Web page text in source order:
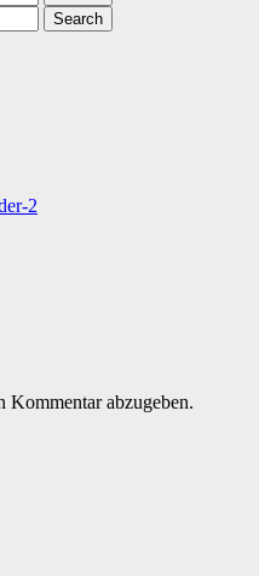
Search
2
Kommentar abzugeben.